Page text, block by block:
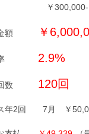
￥300,000-
金額 ￥
年率 2.9%
回数 120回
ス年2回 7月 ￥